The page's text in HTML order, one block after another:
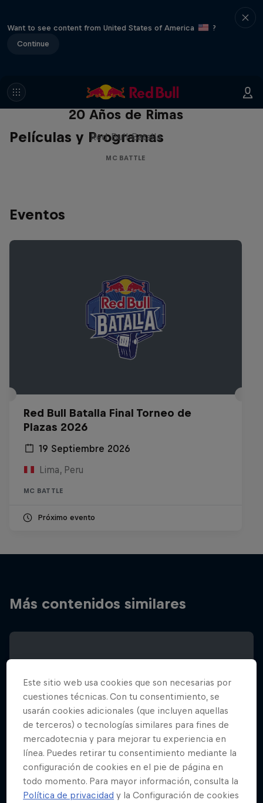
Want to see content from United States of America
?
Continue
Películas y Programas
Red Bull Batalla Nueva Historia:
20 Años de Rimas
Red Bull Batalla
MC BATTLE
Eventos
Red Bull Batalla Final Torneo de
Plazas 2026
19 Septiembre 2026
Lima, Peru
MC BATTLE
Próximo evento
Más contenidos similares
Este sitio web usa cookies que son necesarias por
cuestiones técnicas. Con tu consentimiento, se
usarán cookies adicionales (que incluyen aquellas
de terceros) o tecnologías similares para fines de
mercadotecnia y para mejorar tu experiencia en
línea. Puedes retirar tu consentimiento mediante la
configuración de cookies en el pie de página en
todo momento. Para mayor información, consulta la
Política de privacidad y la Configuración de cookies